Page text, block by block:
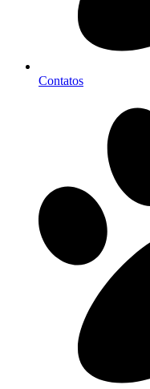
Contatos